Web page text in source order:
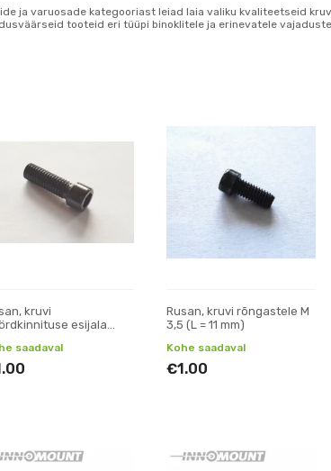
ja varuosade kategooriast leiad laia valiku kvaliteetseid
tooteid eri tüüpi binoklitele ja erinevatele
kruvi
esijala
saadaval
Rusan, kruvi rõngastele M
3,5 (L = 11 mm)
Kohe saadaval
€1.00